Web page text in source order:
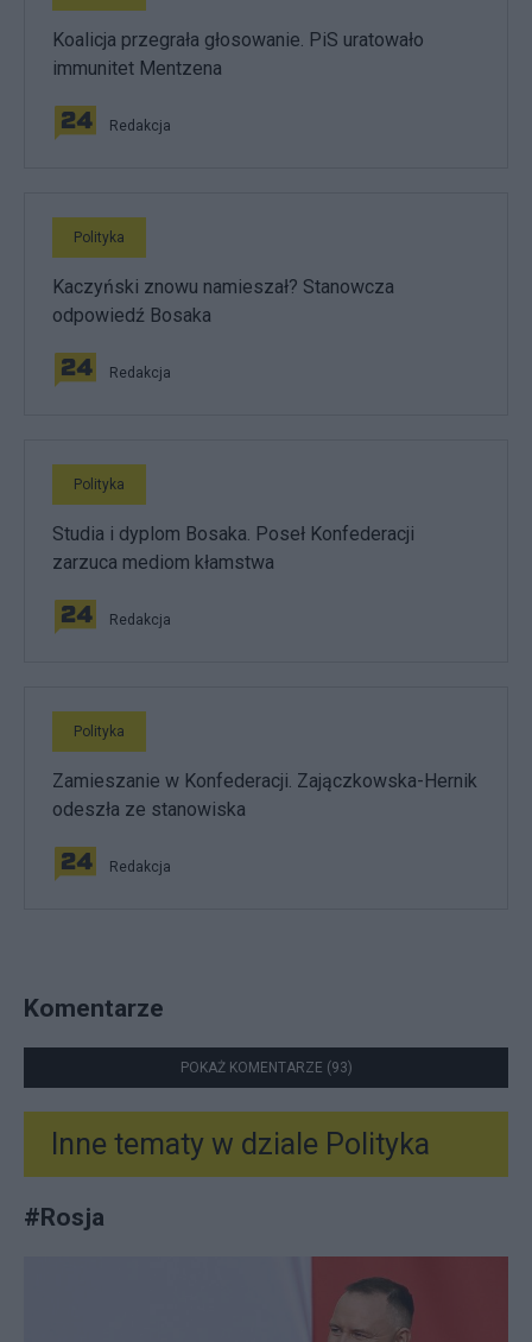
Koalicja przegrała głosowanie. PiS uratowało
immunitet Mentzena
Redakcja
Polityka
Kaczyński znowu namieszał? Stanowcza
odpowiedź Bosaka
Redakcja
Polityka
Studia i dyplom Bosaka. Poseł Konfederacji
zarzuca mediom kłamstwa
Redakcja
Polityka
Zamieszanie w Konfederacji. Zajączkowska-Hernik
odeszła ze stanowiska
Redakcja
Komentarze
POKAŻ KOMENTARZE (93)
Inne tematy w dziale Polityka
#Rosja